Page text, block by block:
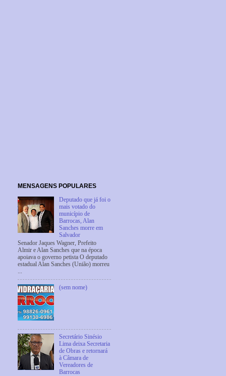
MENSAGENS POPULARES
Deputado que já foi o
mais votado do
município de
Barrocas, Alan
Sanches morre em
Salvador
Senador Jaques Wagner, Prefeito
Almir e Alan Sanches que na época
apoiava o governo petista O deputado
estadual Alan Sanches (União) morreu
...
(sem nome)
Secretário Sinésio
Lima deixa Secretaria
de Obras e retornará
à Câmara de
Vereadores de
Barrocas